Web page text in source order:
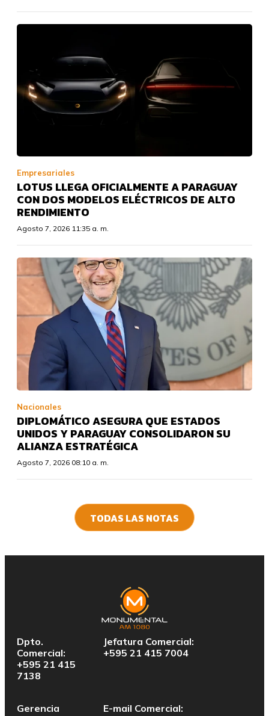
Empresariales
LOTUS LLEGA OFICIALMENTE A PARAGUAY
CON DOS MODELOS ELÉCTRICOS DE ALTO
RENDIMIENTO
Agosto 7, 2026 11:35 a. m.
Nacionales
DIPLOMÁTICO ASEGURA QUE ESTADOS
UNIDOS Y PARAGUAY CONSOLIDARON SU
ALIANZA ESTRATÉGICA
Agosto 7, 2026 08:10 a. m.
TODAS LAS NOTAS
Dpto.
Comercial:
+595 21 415
7138
Jefatura Comercial:
+595 21 415 7004
Gerencia
E-mail Comercial: